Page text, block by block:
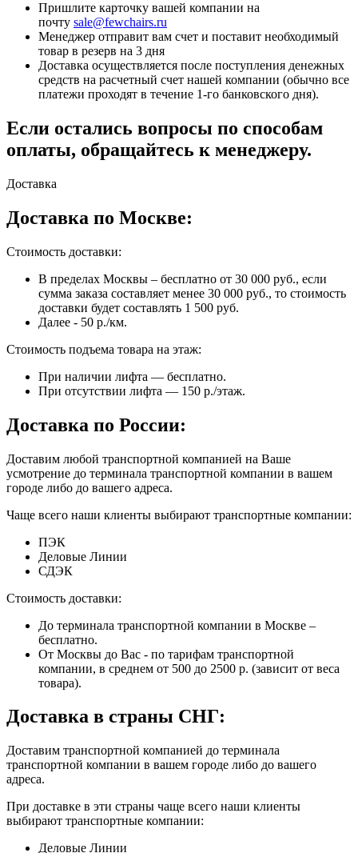
Пришлите карточку вашей компании на
почту sale@fewchairs.ru
Менеджер отправит вам счет и поставит необходимый
товар в резерв на 3 дня
Доставка осуществляется после поступления денежных
средств на расчетный счет нашей компании (обычно все
платежи проходят в течение 1-го банковского дня).
Если остались вопросы по способам
оплаты, обращайтесь к менеджеру.
Доставка
Доставка по Москве:
Стоимость доставки:
В пределах Москвы – бесплатно от 30 000 руб., если
сумма заказа составляет менее 30 000 руб., то стоимость
доставки будет составлять 1 500 руб.
Далее - 50 р./км.
Стоимость подъема товара на этаж:
При наличии лифта — бесплатно.
При отсутствии лифта — 150 р./этаж.
Доставка по России:
Доставим любой транспортной компанией на Ваше
усмотрение до терминала транспортной компании в вашем
городе либо до вашего адреса.
Чаще всего наши клиенты выбирают транспортные компании:
ПЭК
Деловые Линии
СДЭК
Стоимость доставки:
До терминала транспортной компании в Москве –
бесплатно.
От Москвы до Вас - по тарифам транспортной
компании, в среднем от 500 до 2500 р. (зависит от веса
товара).
Доставка в страны СНГ:
Доставим транспортной компанией до терминала
транспортной компании в вашем городе либо до вашего
адреса.
При доставке в эти страны чаще всего наши клиенты
выбирают транспортные компании:
Деловые Линии